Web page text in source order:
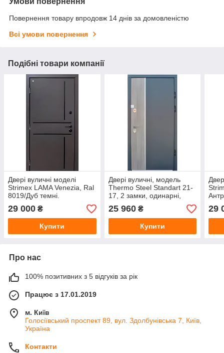
Повернення товару впродовж 14 днів за домовленістю
Всі умови повернення
Подібні товари компанії
Двері вуличні моделі
Strimeх LAMA Venezia, Ral
8019/Дуб темні.
ГАРАНТІЯ на покриття —
3 роки!
29 000 ₴
Купити
Двері вуличні, модель
Thermo Steel Standart 21-
17, 2 замки, одинарні,
25 960₴
Купити
3
29
Про нас
100% позитивних з 5 відгуків за рік
Працює з 17.01.2019
м. Київ
Голосіївський проспект 89, вул. Здолбунівська 7, Київ,
Україна
Контакти